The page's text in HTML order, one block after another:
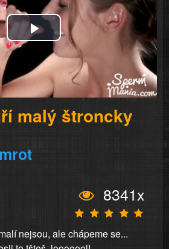
Play
Video
malý štroncky
8341x
nejsou, ale chápeme se...